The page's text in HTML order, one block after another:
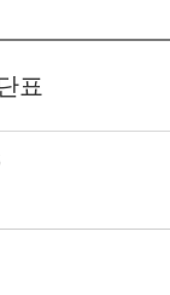
표